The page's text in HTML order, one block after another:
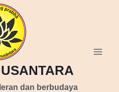
dan berbudaya